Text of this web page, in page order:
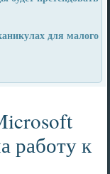
для малого
работу к